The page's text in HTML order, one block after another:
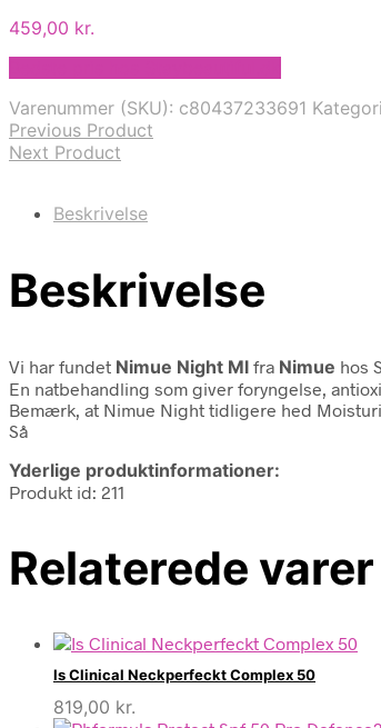
459,00 kr.
Varenummer (SKU): c80437233691
Previous Product
Next Product
Beskrivelse
Beskrivelse
Vi har fundet Nimue Night Ml fra Nimue hos
En natbehandling som giver foryngelse,
Bemærk, at Nimue Night tidligere hed
Så
Yderlige produktinformationer:
Produkt id: 211
Relaterede varer
Is Clinical Neckperfeckt Complex 50
819,00 kr.